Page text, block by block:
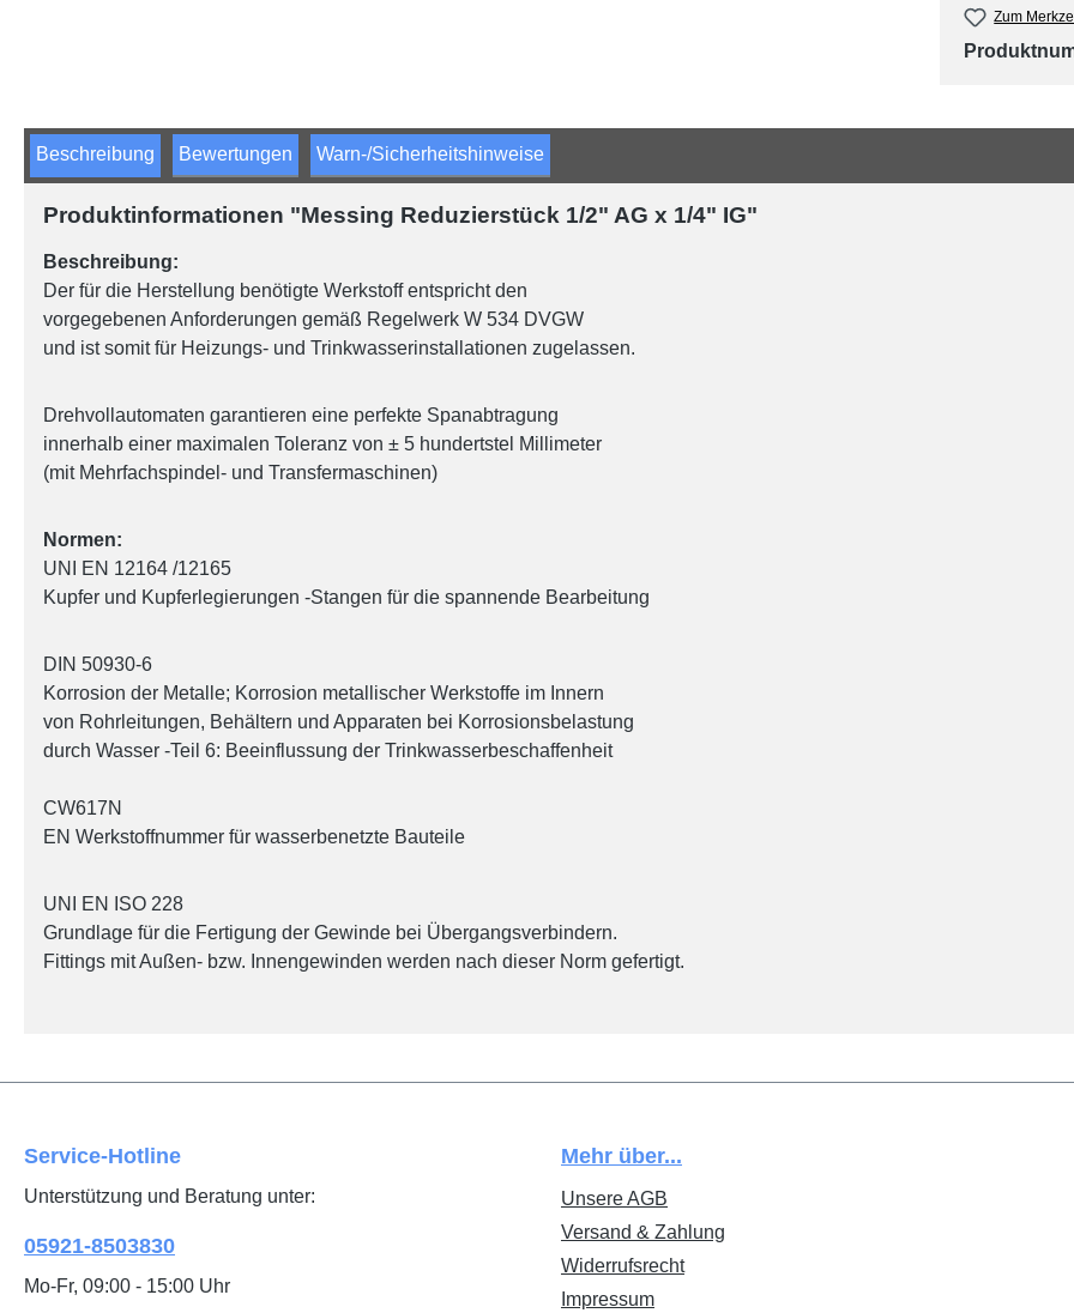
Zum
Beschreibung Bewertungen Warn-/Sicherheitshinweise
Produktinformationen "Messing Reduzierstück 1/2" AG x 1/4" IG"
Beschreibung:
Der für die Herstellung benötigte Werkstoff entspricht den
vorgegebenen Anforderungen gemäß Regelwerk W 534 DVGW
und ist somit für Heizungs- und Trinkwasserinstallationen zugelassen.
Drehvollautomaten garantieren eine perfekte Spanabtragung
innerhalb einer maximalen Toleranz von ± 5 hundertstel Millimeter
(mit Mehrfachspindel- und Transfermaschinen)
Normen:
UNI EN 12164 /12165
Kupfer und Kupferlegierungen -Stangen für die spannende Bearbeitung
DIN 50930-6
Korrosion der Metalle; Korrosion metallischer Werkstoffe im Innern
von Rohrleitungen, Behältern und Apparaten bei Korrosionsbelastung
durch Wasser -Teil 6: Beeinflussung der Trinkwasserbeschaffenheit
CW617N
EN Werkstoffnummer für wasserbenetzte Bauteile
UNI EN ISO 228
Grundlage für die Fertigung der Gewinde bei Übergangsverbindern.
Fittings mit Außen- bzw. Innengewinden werden nach dieser Norm gefertigt.
Service-Hotline
Unterstützung und Beratung unter:
05921-8503830
Mo-Fr, 09:00 - 15:00 Uhr
Mehr über...
Unsere AGB
Versand & Zahlung
Widerrufsrecht
Impressum